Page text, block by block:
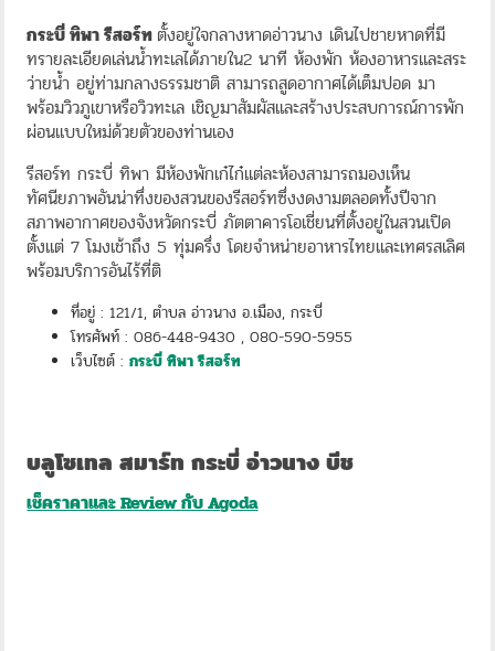
กระบี่ ทิพา รีสอร์ท ตั้งอยู่ใจกลางหาดอ่าวนาง เดินไปชายหาดที่มี
ทรายละเอียดเล่นน้ำทะเลได้ภายใน2 นาที ห้องพัก ห้องอาหารและสระ
ว่ายน้ำ อยู่ท่ามกลางธรรมชาติ สามารถสูดอากาศได้เต็มปอด มา
พร้อมวิวภูเขาหรือวิวทะเล เชิญมาสัมผัสและสร้างประสบการณ์การพัก
ผ่อนแบบใหม่ด้วยตัวของท่านเอง
รีสอร์ท กระบี่ ทิพา มีห้องพักเก๋ไก๋แต่ละห้องสามารถมองเห็น
ทัศนียภาพอันน่าทึ่งของสวนของรีสอร์ทซึ่งงดงามตลอดทั้งปีจาก
สภาพอากาศของจังหวัดกระบี่ ภัตตาคารโอเชี่ยนที่ตั้งอยู่ในสวนเปิด
ตั้งแต่ 7 โมงเช้าถึง 5 ทุ่มครึ่ง โดยจำหน่ายอาหารไทยและเทศรสเลิศ
พร้อมบริการอันไร้ที่ติ
ที่อยู่ : 121/1, ตำบล อ่าวนาง อ.เมือง, กระบี่
โทรศัพท์ : 086-448-9430 , 080-590-5955
เว็บไซต์ :กระบี่ ทิพา รีสอร์ท
บลูโซเทล สมาร์ท กระบี่ อ่าวนาง บีช
เช็คราคาและ Review กับ Agoda